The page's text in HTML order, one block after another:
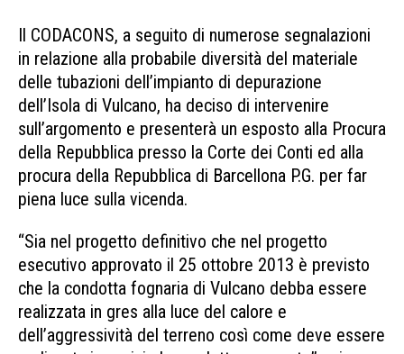
Il CODACONS, a seguito di numerose segnalazioni
in relazione alla probabile diversità del materiale
delle tubazioni dell’impianto di depurazione
dell’Isola di Vulcano, ha deciso di intervenire
sull’argomento e presenterà un esposto alla Procura
della Repubblica presso la Corte dei Conti ed alla
procura della Repubblica di Barcellona P.G. per far
piena luce sulla vicenda.
“Sia nel progetto definitivo che nel progetto
esecutivo approvato il 25 ottobre 2013 è previsto
che la condotta fognaria di Vulcano debba essere
realizzata in gres alla luce del calore e
dell’aggressività del terreno così come deve essere